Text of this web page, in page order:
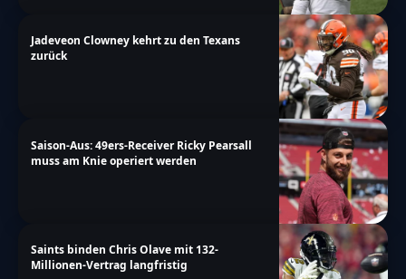
Jadeveon Clowney kehrt zu den Texans
zurück
Saison-Aus: 49ers-Receiver Ricky Pearsall
muss am Knie operiert werden
Saints binden Chris Olave mit 132-
Millionen-Vertrag langfristig